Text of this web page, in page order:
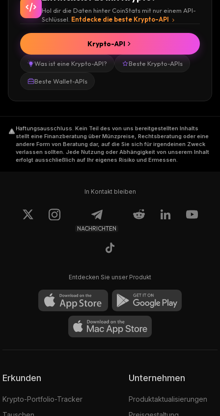
Hol dir die Daten hinter CoinStats mit nur einem API-
Schlüssel. Entdecke die beste Krypto-API
Was ist eine Krypto-API? Beste Krypto-APIs
Beste Wallet-APIs
Krypto-API
Haftungsausschluss. Kein Teil des von uns bereitgestellten Inhalts
stellt eine Finanzberatung über Münzpreise, Rechtsberatung oder eine
andere Form von Beratung dar, auf die Sie sich für irgendeinen Zweck
verlassen sollten. Jede Nutzung oder Abhängigkeit von unserem Inhalt
erfolgt ausschließlich auf Ihr eigenes Risiko und Ermessen.
In Kontakt bleiben
NACHRICHTEN
Entdecken Sie unser Produkt
Erkunden
Krypto-Portfolio-Tracker
Unternehmen
Produktaktualisierungen